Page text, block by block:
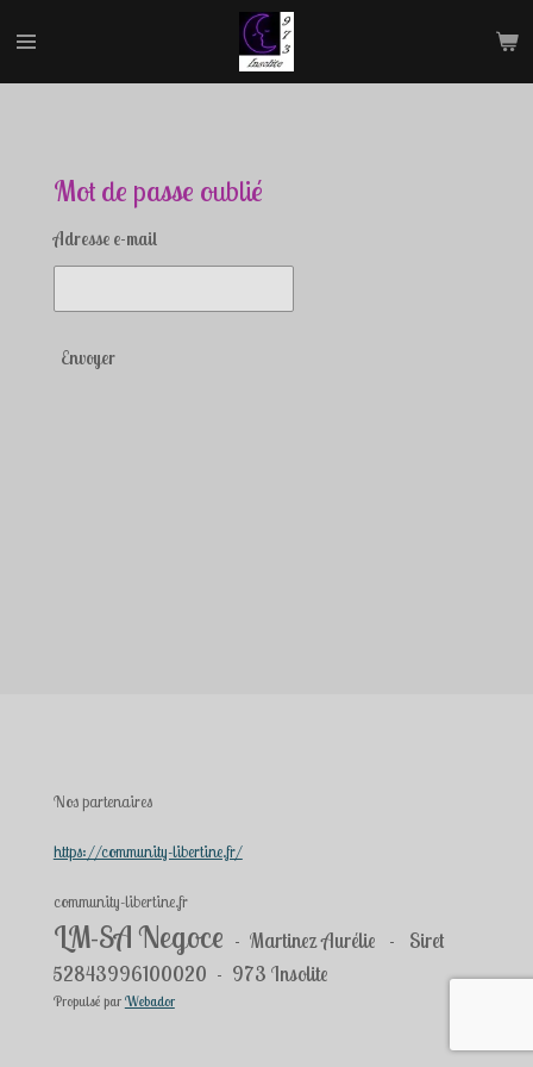
au
Mot de passe oublié
Adresse e-mail
Envoyer
Nos partenaires
https://community-libertine.fr/
community-libertine.fr
LM-SA Negoce - Martinez Aurélie - Siret
52843996100020 - 973 Insolite
Propulsé par Webador